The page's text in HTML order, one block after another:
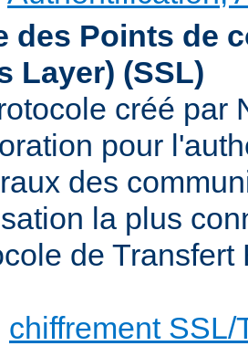
des Points de
Layer) (SSL)
créé par
pour
des
la plus
de
chiffrement SSL/